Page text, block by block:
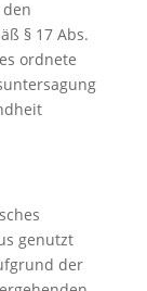
§ 17 Abs.
ordnete
genutzt
der